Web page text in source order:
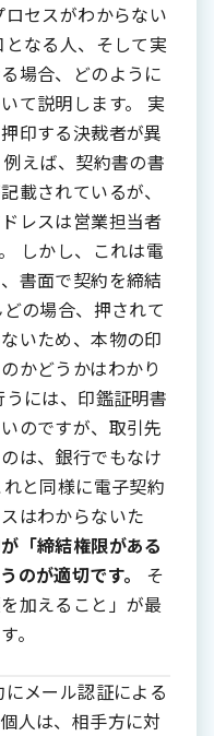
セスがわからない
なる人、そして実
場合、どのように
て説明します。 実
印する決裁者が異
えば、契約書の書
載されているが、
レスは営業担当者
しかし、これは電
書面で契約を締結
の場合、押されて
いため、本物の印
かどうかはわかり
には、印鑑証明書
のですが、取引先
は、銀行でもなけ
と同様に電子契約
はわからないた
「締結権限がある
のが適切です。
そ
加えること」が最
。
メール認証による
人は、相手方に対